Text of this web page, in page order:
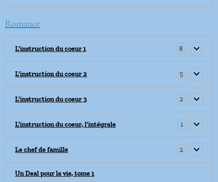
Romance
L'instruction du coeur 1 8
L'instruction du coeur 2 5
L'instruction du coeur 3 2
L'instruction du coeur, l'intégrale 1
Le chef de famille 2
Un Deal pour la vie, tome 1